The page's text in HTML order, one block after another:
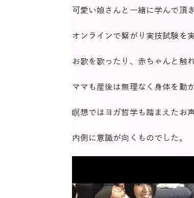
可愛い娘さんと一緒に学んで頂
オンラインで繋がり実技試験を
お歌を歌ったり、赤ちゃんと触
ママも産後は無理なく身体を動
瞑想ではヨガ哲学も踏まえたお
内側に意識が向くものでした。